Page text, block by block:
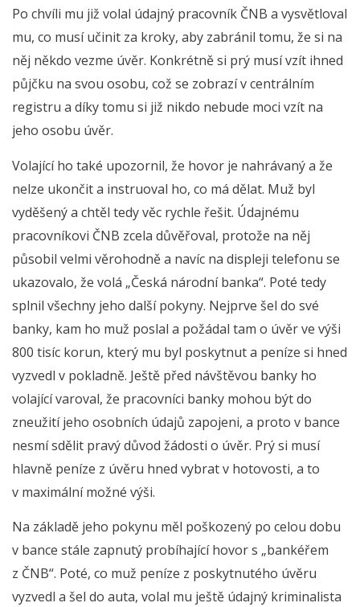
Po chvíli mu již volal údajný pracovník ČNB a vysvětloval
mu, co musí učinit za kroky, aby zabránil tomu, že si na
něj někdo vezme úvěr. Konkrétně si prý musí vzít ihned
půjčku na svou osobu, což se zobrazí v centrálním
registru a díky tomu si již nikdo nebude moci vzít na
jeho osobu úvěr.
Volající ho také upozornil, že hovor je nahrávaný a že
nelze ukončit a instruoval ho, co má dělat. Muž byl
vyděšený a chtěl tedy věc rychle řešit. Údajnému
pracovníkovi ČNB zcela důvěřoval, protože na něj
působil velmi věrohodně a navíc na displeji telefonu se
ukazovalo, že volá „Česká národní banka“. Poté tedy
splnil všechny jeho další pokyny. Nejprve šel do své
banky, kam ho muž poslal a požádal tam o úvěr ve výši
800 tisíc korun, který mu byl poskytnut a peníze si hned
vyzvedl v pokladně. Ještě před návštěvou banky ho
volající varoval, že pracovníci banky mohou být do
zneužití jeho osobních údajů zapojeni, a proto v bance
nesmí sdělit pravý důvod žádosti o úvěr. Prý si musí
hlavně peníze z úvěru hned vybrat v hotovosti, a to
v maximální možné výši.
Na základě jeho pokynu měl poškozený po celou dobu
v bance stále zapnutý probíhající hovor s „bankéřem
z ČNB“. Poté, co muž peníze z poskytnutého úvěru
vyzvedl a šel do auta, volal mu ještě údajný kriminalista